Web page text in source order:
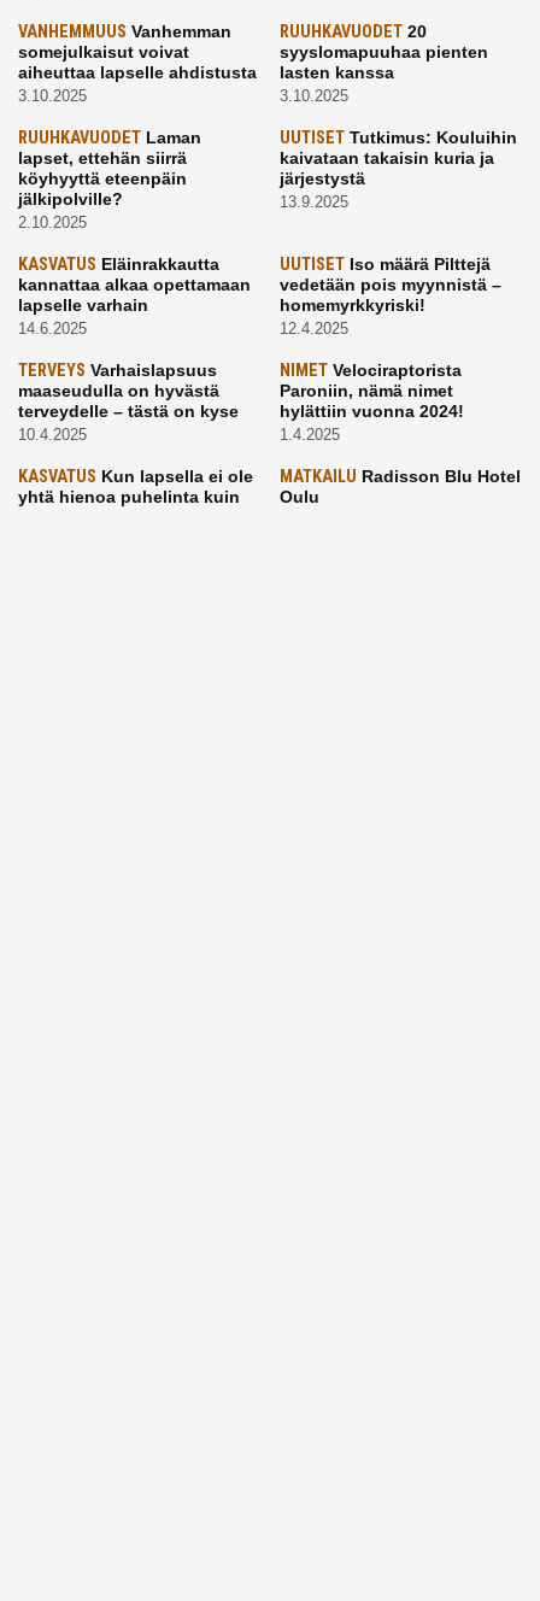
VANHEMMUUS Vanhemman
somejulkaisut voivat
aiheuttaa lapselle ahdistusta
3.10.2025
RUUHKAVUODET20
syyslomapuuhaa pienten
lasten kanssa
3.10.2025
RUUHKAVUODET Laman
lapset, ettehän siirrä
köyhyyttä eteenpäin
jälkipolville?
2.10.2025
UUTISETTutkimus: Kouluihin
kaivataan takaisin kuria ja
järjestystä
13.9.2025
KASVATUS Eläinrakkautta
kannattaa alkaa opettamaan
lapselle varhain
14.6.2025
UUTISETIso määrä Pilttejä
vedetään pois myynnistä –
homemyrkkyriski!
12.4.2025
TERVEYS Varhaislapsuus
maaseudulla on hyvästä
terveydelle – tästä on kyse
10.4.2025
NIMETVelociraptorista
Paroniin, nämä nimet
hylättiin vuonna 2024!
1.4.2025
KASVATUS Kun lapsella ei ole
yhtä hienoa puhelinta kuin
MATKAILU Radisson Blu Hotel
Oulu